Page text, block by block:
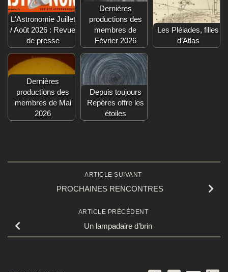
L'Astronomie Juillet
/ Août 2026 : Revue
de presse
Dernières
productions des
membres de
Février 2026
Les Pléiades, filles
d’Atlas
Dernières
productions des
membres de Mai
2026
Depuis toujours
Repères offre les
étoiles
ARTICLE SUIVANT
PROCHAINES RENCONTRES
ARTICLE PRÉCÉDENT
Un lampadaire d’brin